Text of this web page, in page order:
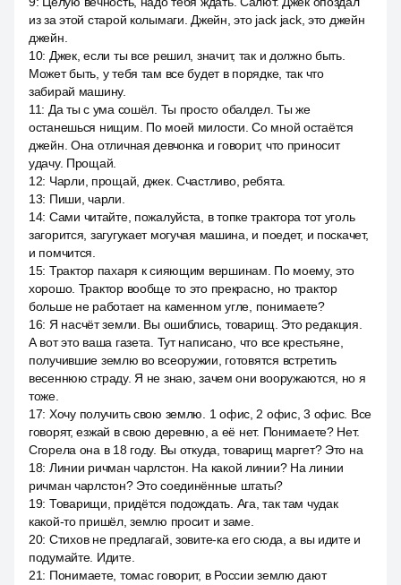
из за этой старой колымаги. Джейн, это jack jack, это джейн
джейн.
10: Джек, если ты все решил, значит, так и должно быть.
Может быть, у тебя там все будет в порядке, так что
забирай машину.
11: Да ты с ума сошёл. Ты просто обалдел. Ты же
останешься нищим. По моей милости. Со мной остаётся
джейн. Она отличная девчонка и говорит, что приносит
удачу. Прощай.
12: Чарли, прощай, джек. Счастливо, ребята.
13: Пиши, чарли.
14: Сами читайте, пожалуйста, в топке трактора тот уголь
загорится, загугукает могучая машина, и поедет, и поскачет,
и помчится.
15: Трактор пахаря к сияющим вершинам. По моему, это
хорошо. Трактор вообще то это прекрасно, но трактор
больше не работает на каменном угле, понимаете?
16: Я насчёт земли. Вы ошиблись, товарищ. Это редакция.
А вот это ваша газета. Тут написано, что все крестьяне,
получившие землю во всеоружии, готовятся встретить
весеннюю страду. Я не знаю, зачем они вооружаются, но я
тоже.
17: Хочу получить свою землю. 1 офис, 2 офис, 3 офис. Все
говорят, езжай в свою деревню, а её нет. Понимаете? Нет.
Сгорела она в 18 году. Вы откуда, товарищ маргет? Это на
18: Линии ричман чарлстон. На какой линии? На линии
ричман чарлстон? Это соединённые штаты?
19: Товарищи, придётся подождать. Ага, так там чудак
какой-то пришёл, землю просит и заме.
20: Стихов не предлагай, зовите-ка его сюда, а вы идите и
подумайте. Идите.
21: Понимаете, томас говорит, в России землю дают